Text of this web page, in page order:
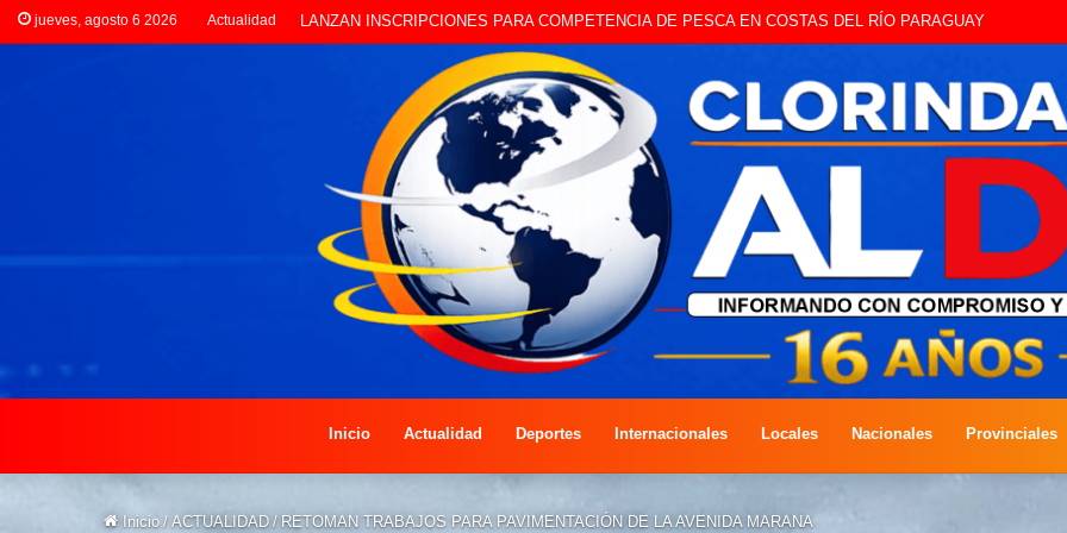
jueves, agosto 6 2026 Actualidad CLORINDA CREATIVA LANZA ESTE SÁBADO LA EDICIÓN DÍA DEL NIÑO
Inicio Actualidad Deportes Internacionales Locales Nacionales Provinciales
Inicio / ACTUALIDAD / RETOMAN TRABAJOS PARA PAVIMENTACIÓN DE LA AVENIDA MARANA